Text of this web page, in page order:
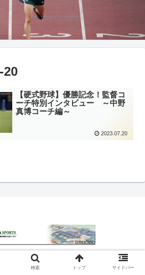
20
【硬式野球】優勝記念！監督コ
ーチ特別インタビュー ～中野
真博コーチ編～
2023.07.20
© 2020 青山スポーツ.
検索 トップ サイドバー